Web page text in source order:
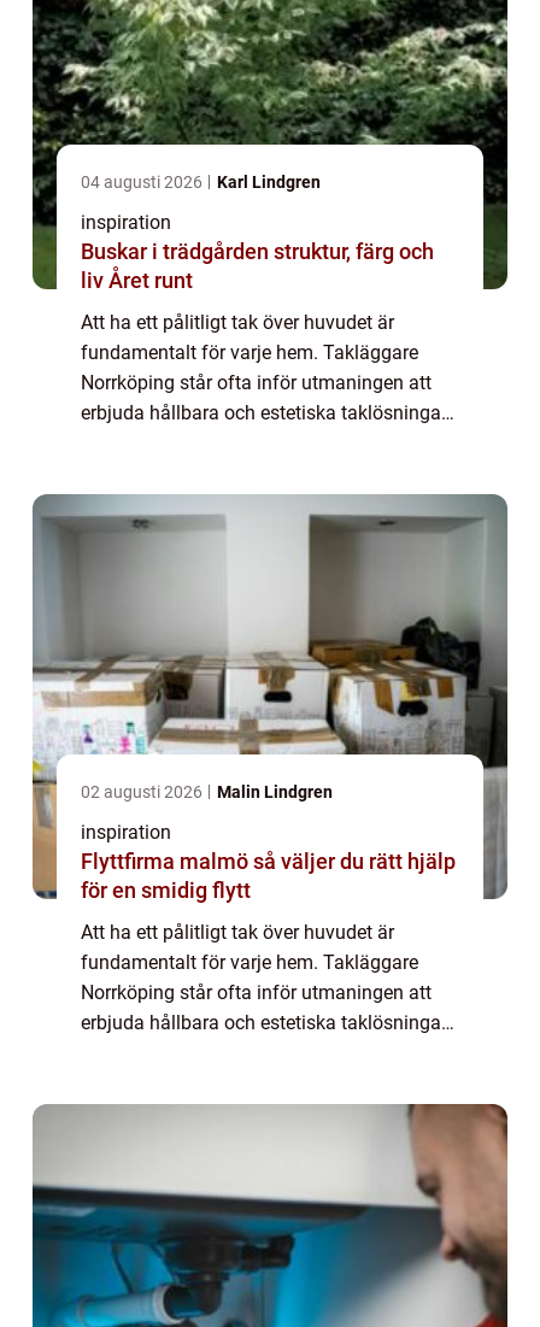
04 augusti 2026 Karl Lindgren
inspiration
Buskar i trädgården struktur, färg och
liv Året runt
Att ha ett pålitligt tak över huvudet är
fundamentalt för varje hem. Takläggare
Norrköping står ofta inför utmaningen att
erbjuda hållbara och estetiska taklösningar
02 augusti 2026 Malin Lindgren
inspiration
Flyttfirma malmö så väljer du rätt hjälp
för en smidig flytt
Att ha ett pålitligt tak över huvudet är
fundamentalt för varje hem. Takläggare
Norrköping står ofta inför utmaningen att
erbjuda hållbara och estetiska taklösningar